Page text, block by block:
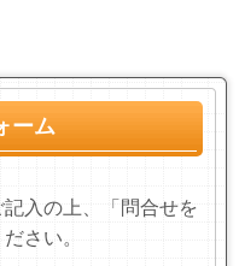
ーム
入の上、「問合せを
さい。